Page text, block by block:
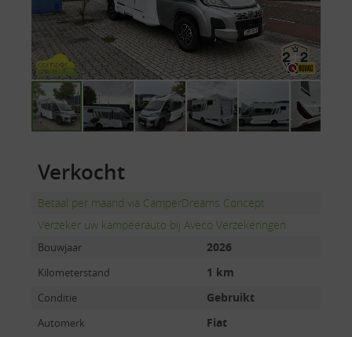
Verkocht
Betaal per maand via CamperDreams Concept
Verzeker uw kampeerauto bij Aveco Verzekeringen
Bouwjaar 2026
Kilometerstand 1 km
Conditie Gebruikt
Automerk Fiat